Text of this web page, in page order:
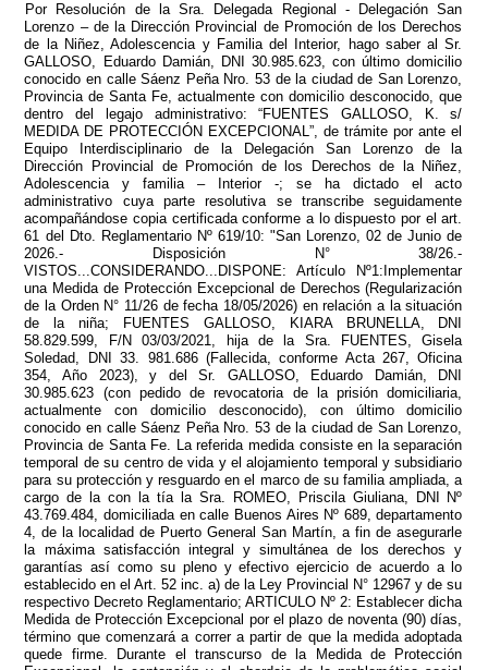
Por Resolución de la Sra. Delegada Regional - Delegación San
Lorenzo – de la Dirección Provincial de Promoción de los Derechos
de la Niñez, Adolescencia y Familia del Interior, hago saber al Sr.
GALLOSO, Eduardo Damián, DNI 30.985.623, con último domicilio
conocido en calle Sáenz Peña Nro. 53 de la ciudad de San Lorenzo,
Provincia de Santa Fe, actualmente con domicilio desconocido, que
dentro del legajo administrativo: “FUENTES GALLOSO, K. s/
MEDIDA DE PROTECCIÓN EXCEPCIONAL”, de trámite por ante el
Equipo Interdisciplinario de la Delegación San Lorenzo de la
Dirección Provincial de Promoción de los Derechos de la Niñez,
Adolescencia y familia – Interior -; se ha dictado el acto
administrativo cuya parte resolutiva se transcribe seguidamente
acompañándose copia certificada conforme a lo dispuesto por el art.
61 del Dto. Reglamentario Nº 619/10: "San Lorenzo, 02 de Junio de
2026.- Disposición N° 38/26.-
VISTOS...CONSIDERANDO...DISPONE: Artículo Nº1:Implementar
una Medida de Protección Excepcional de Derechos (Regularización
de la Orden N° 11/26 de fecha 18/05/2026) en relación a la situación
de la niña; FUENTES GALLOSO, KIARA BRUNELLA, DNI
58.829.599, F/N 03/03/2021, hija de la Sra. FUENTES, Gisela
Soledad, DNI 33. 981.686 (Fallecida, conforme Acta 267, Oficina
354, Año 2023), y del Sr. GALLOSO, Eduardo Damián, DNI
30.985.623 (con pedido de revocatoria de la prisión domiciliaria,
actualmente con domicilio desconocido), con último domicilio
conocido en calle Sáenz Peña Nro. 53 de la ciudad de San Lorenzo,
Provincia de Santa Fe. La referida medida consiste en la separación
temporal de su centro de vida y el alojamiento temporal y subsidiario
para su protección y resguardo en el marco de su familia ampliada, a
cargo de la con la tía la Sra. ROMEO, Priscila Giuliana, DNI Nº
43.769.484, domiciliada en calle Buenos Aires Nº 689, departamento
4, de la localidad de Puerto General San Martín, a fin de asegurarle
la máxima satisfacción integral y simultánea de los derechos y
garantías así como su pleno y efectivo ejercicio de acuerdo a lo
establecido en el Art. 52 inc. a) de la Ley Provincial N° 12967 y de su
respectivo Decreto Reglamentario; ARTICULO Nº 2: Establecer dicha
Medida de Protección Excepcional por el plazo de noventa (90) días,
término que comenzará a correr a partir de que la medida adoptada
quede firme. Durante el transcurso de la Medida de Protección